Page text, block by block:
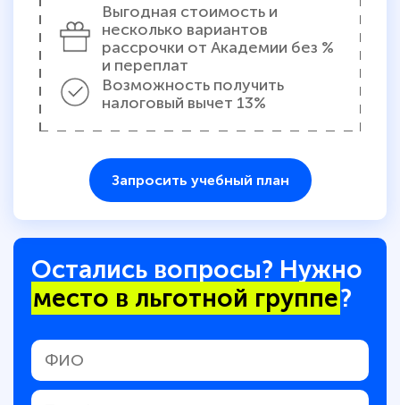
Выгодная стоимость и
несколько вариантов
рассрочки от Академии без %
и переплат
Возможность получить
налоговый вычет 13%
Запросить учебный план
Остались вопросы? Нужно
место в льготной группе?